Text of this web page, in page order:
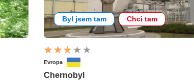
Byl jsem tam Chci tam
Evropa
Chernobyl